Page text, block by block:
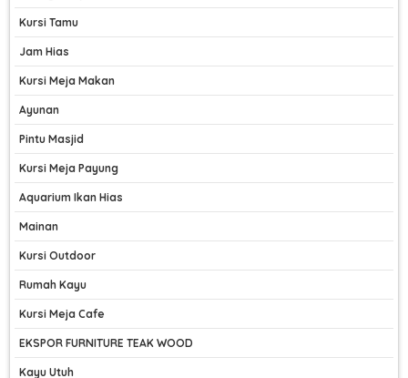
Kursi Tamu
Jam Hias
Kursi Meja Makan
Ayunan
Pintu Masjid
Kursi Meja Payung
Aquarium Ikan Hias
Mainan
Kursi Outdoor
Rumah Kayu
Kursi Meja Cafe
EKSPOR FURNITURE TEAK WOOD
Kayu Utuh